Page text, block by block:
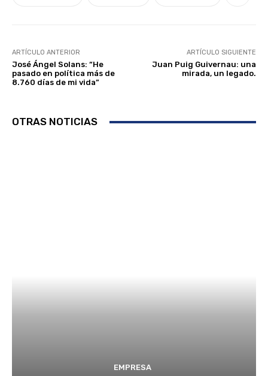
ARTÍCULO ANTERIOR
José Ángel Solans: “He
pasado en política más de
8.760 días de mi vida”
ARTÍCULO SIGUIENTE
Juan Puig Guivernau: una
mirada, un legado.
OTRAS NOTICIAS
EMPRESA